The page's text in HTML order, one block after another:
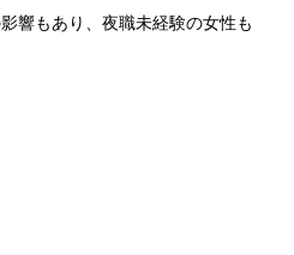
響もあり、夜職未経験の女性も